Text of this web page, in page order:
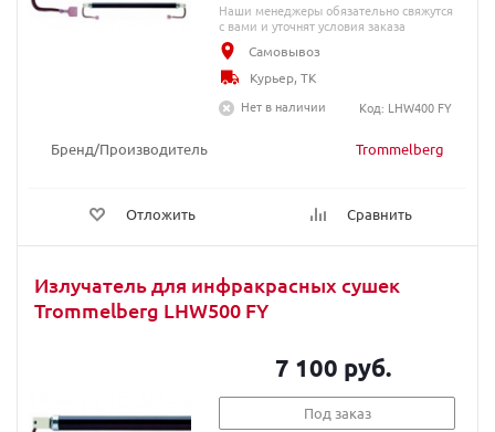
Бренд/Производитель Trommelberg
Отложить Сравнить
Наши менеджеры обязательно свяжутся
с вами и уточнят условия заказа
Самовывоз
Курьер, ТК
Нет в наличии
Код: LHW400 FY
Излучатель для инфракрасных сушек
Trommelberg LHW500 FY
7 100 руб.
Под заказ